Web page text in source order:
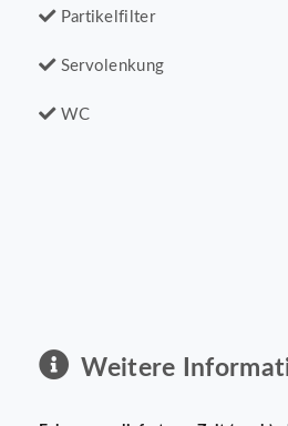
Partikelfilter
Servolenkung
WC
Weitere